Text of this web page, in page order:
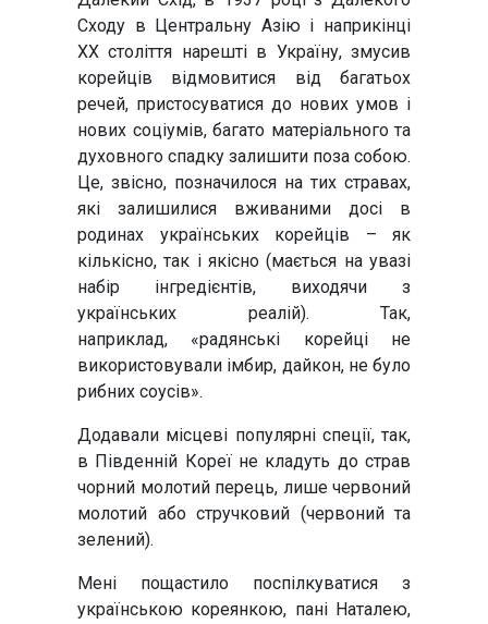
Сходу в Центральну Азію і наприкінці
ХХ століття нарешті в Україну, змусив
корейців відмовитися від багатьох
речей, пристосуватися до нових умов і
нових соціумів, багато матеріального та
духовного спадку залишити поза собою.
Це, звісно, позначилося на тих стравах,
які залишилися вживаними досі в
родинах українських корейців – як
кількісно, так і якісно (мається на увазі
набір інгредієнтів, виходячи з
українських реалій). Так,
наприклад, «радянські корейці не
використовували імбир, дайкон, не було
рибних соусів».
Додавали місцеві популярні спеції, так,
в Південній Кореї не кладуть до страв
чорний молотий перець, лише червоний
молотий або стручковий (червоний та
зелений).
Мені пощастило поспілкуватися з
українською кореянкою, пані Наталею,